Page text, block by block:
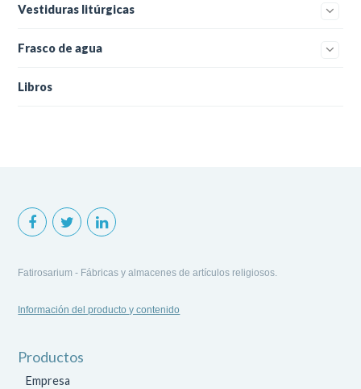
Vestiduras litúrgicas
Frasco de agua
Libros
Fatirosarium - Fábricas y almacenes de artículos religiosos.
Información del producto y contenido
Productos
Empresa